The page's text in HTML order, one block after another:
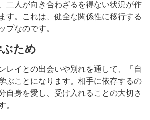
二人が向き合わざるを得ない状況が作
す。これは、健全な関係性に移行する
プなのです。
ため
レイとの出会いや別れを通して、「自
ぶことになります。相手に依存するの
自身を愛し、受け入れることの大切さ
。